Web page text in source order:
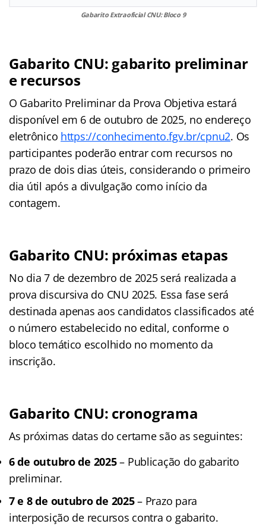
Gabarito Extraoficial CNU: Bloco 9
Gabarito CNU: gabarito preliminar
e recursos
O Gabarito Preliminar da Prova Objetiva estará
disponível em 6 de outubro de 2025, no endereço
eletrônico https://conhecimento.fgv.br/cpnu2. Os
participantes poderão entrar com recursos no
prazo de dois dias úteis, considerando o primeiro
dia útil após a divulgação como início da
contagem.
Gabarito CNU: próximas etapas
No dia 7 de dezembro de 2025 será realizada a
prova discursiva do CNU 2025. Essa fase será
destinada apenas aos candidatos classificados até
o número estabelecido no edital, conforme o
bloco temático escolhido no momento da
inscrição.
Gabarito CNU: cronograma
As próximas datas do certame são as seguintes:
6 de outubro de 2025– Publicação do gabarito
preliminar.
7 e 8 de outubro de 2025– Prazo para
interposição de recursos contra o gabarito.